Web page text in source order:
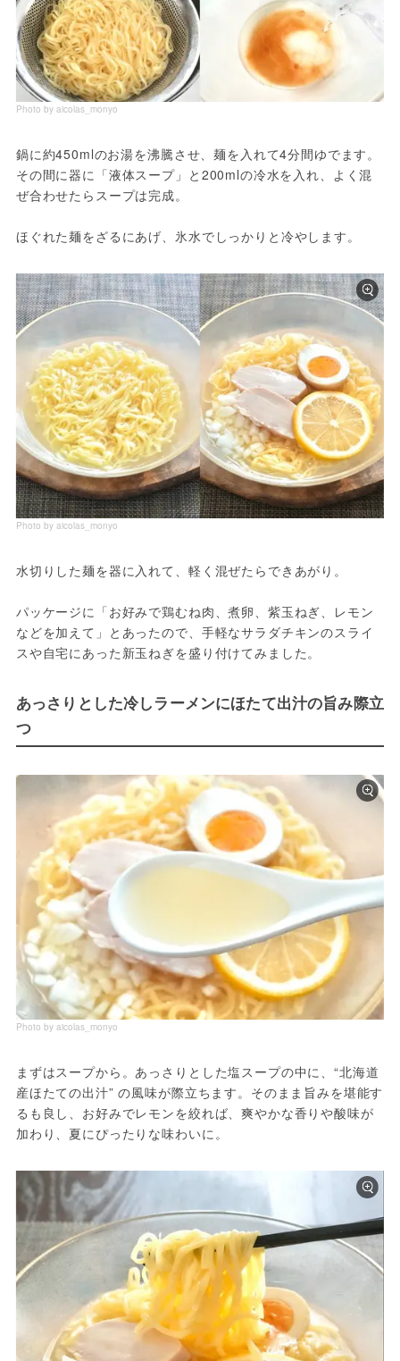
Photo by aicolas_monyo
鍋に約450mlのお湯を沸騰させ、麺を入れて4分間ゆでます。
その間に器に「液体スープ」と200mlの冷水を入れ、よく混
ぜ合わせたらスープは完成。
ほぐれた麺をざるにあげ、氷水でしっかりと冷やします。
Photo by aicolas_monyo
水切りした麺を器に入れて、軽く混ぜたらできあがり。
パッケージに「お好みで鶏むね肉、煮卵、紫玉ねぎ、レモン
などを加えて」とあったので、手軽なサラダチキンのスライ
スや自宅にあった新玉ねぎを盛り付けてみました。
あっさりとした冷しラーメンにほたて出汁の旨み際立
つ
Photo by aicolas_monyo
まずはスープから。あっさりとした塩スープの中に、“北海道
産ほたての出汁” の風味が際立ちます。そのまま旨みを堪能す
るも良し、お好みでレモンを絞れば、爽やかな香りや酸味が
加わり、夏にぴったりな味わいに。